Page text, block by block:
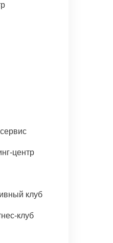
центр
клуб
клуб